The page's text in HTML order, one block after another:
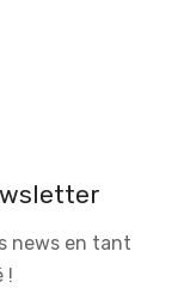
news en tant
!